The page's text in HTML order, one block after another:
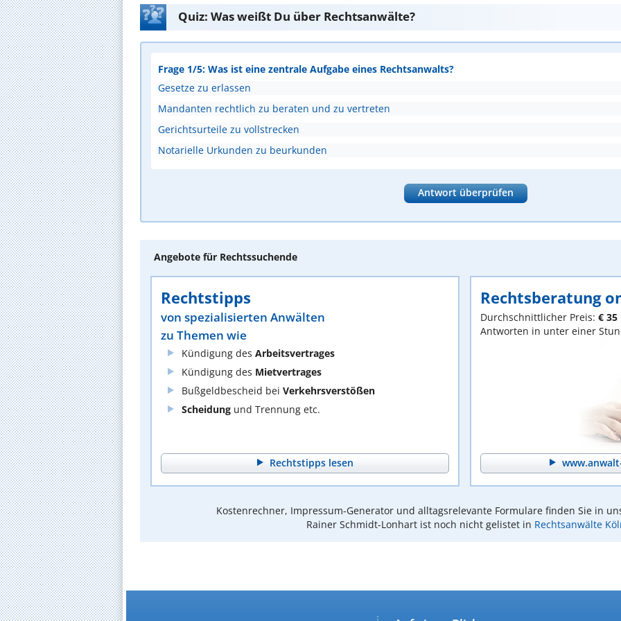
Quiz: Was weißt Du über Rechtsanwälte?
Frage 1/5: Was ist eine zentrale Aufgabe eines Rechtsanwalts?
Gesetze zu erlassen
Mandanten rechtlich zu beraten und zu vertreten
Gerichtsurteile zu vollstrecken
Notarielle Urkunden zu beurkunden
Antwort überprüfen
Angebote für Rechtssuchende
Rechtstipps
von spezialisierten Anwälten
zu Themen wie
Kündigung des Arbeitsvertrages
Kündigung des Mietvertrages
Bußgeldbescheid bei Verkehrsverstößen
Scheidung und Trennung etc.
Rechtstipps lesen
Rechtsberatung
Durchschnittlicher Preis: € 35
Antworten in unter einer
Kostenrechner, Impressum-Generator und alltagsrelevante Formulare finden Sie in
Rainer Schmidt-Lonhart ist noch nicht gelistet in Rechtsanwälte